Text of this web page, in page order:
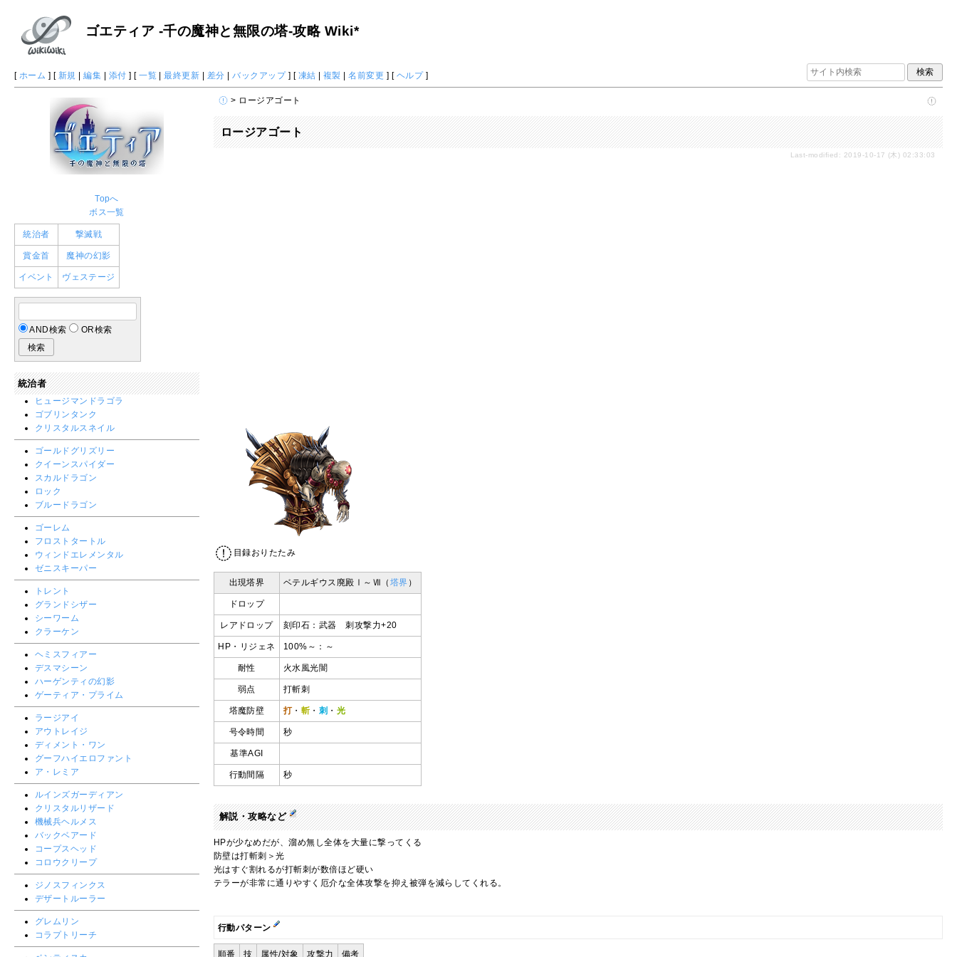
ゴエティア -千の魔神と無限の塔-攻略 Wiki*
[ ホーム ] [ 新規 |編集 | 添付 ] [一覧 |最終更新 | 差分 |バックアップ] [ 凍結 | 複製 |名前変更 ] [ ヘルプ]
> ロージアゴート
ロージアゴート
Last-modified: 2019-10-17 (木) 02:33:03
目録おりたたみ
出現塔界 ベテルギウス廃殿Ⅰ～Ⅶ（ 塔界 ）
ドロップ
レアドロップ 刻印石：武器 刺攻撃力+20
HP・リジェネ 100%～：～
耐性 火水風光闇
弱点 打斬刺
塔魔防壁 打・ 斬 ・ 刺 ・ 光
号令時間 秒
基準AGI
行動間隔 秒
解説・攻略など
HPが少なめだが、溜め無し全体を大量に撃ってくる
防壁は打斬刺＞光
光はすぐ割れるが打斬刺が数倍ほど硬い
テラーが非常に通りやすく厄介な全体攻撃を抑え被弾を減らしてくれる。
行動パターン
順番 技 属性/対象 攻撃力 備考
Topへ
ボス一覧
統治者 撃滅戦
賞金首 魔神の幻影
イベント ヴェステージ
AND検索 OR検索
統治者
ヒュージマンドラゴラ
ゴブリンタンク
クリスタルスネイル
ゴールドグリズリー
クイーンスパイダー
スカルドラゴン
ロック
ブルードラゴン
ゴーレム
フロストタートル
ウィンドエレメンタル
ゼニスキーパー
トレント
グランドシザー
シーワーム
クラーケン
ヘミスフィアー
デスマシーン
ハーゲンティの幻影
ゲーティア・プライム
ラージアイ
アウトレイジ
ディメント・ワン
グーフハイエロファント
ア・レミア
ルインズガーディアン
クリスタルリザード
機械兵ヘルメス
バックベアード
コープスヘッド
コロウクリープ
ジノスフィンクス
デザートルーラー
グレムリン
コラプトリーチ